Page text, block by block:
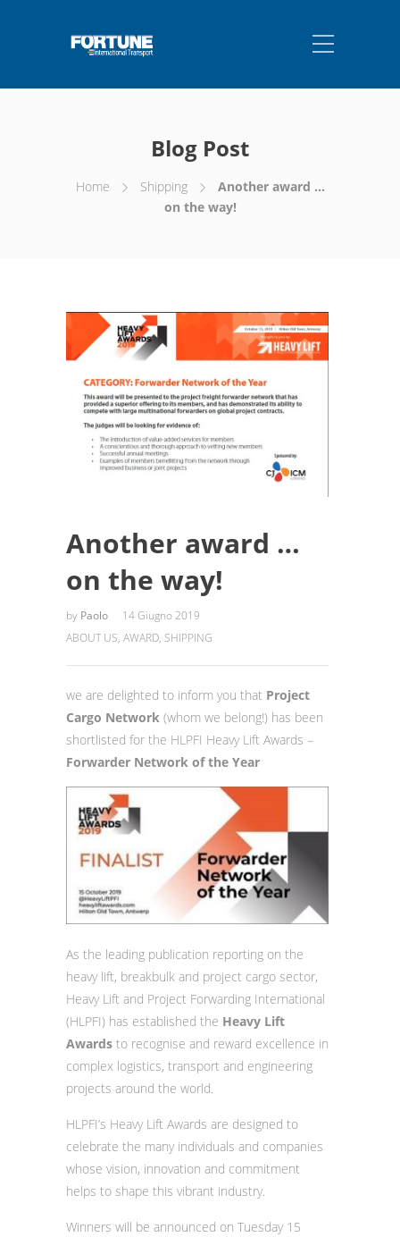
Blog Post
Home Shipping
Another award …
on the way!
Another award …
on the way!
by Paolo
14 Giugno 2019
ABOUT US, AWARD, SHIPPING
we are delighted to inform you that Project
Cargo Network (whom we belong!) has been
shortlisted for the HLPFI Heavy Lift Awards –
Forwarder Network of the Year
As the leading publication reporting on the
heavy lift, breakbulk and project cargo sector,
Heavy Lift and Project Forwarding International
(HLPFI) has established the Heavy Lift
Awards to recognise and reward excellence in
complex logistics, transport and engineering
projects around the world.
HLPFI’s Heavy Lift Awards are designed to
celebrate the many individuals and companies
whose vision, innovation and commitment
helps to shape this vibrant industry.
Winners will be announced on Tuesday 15